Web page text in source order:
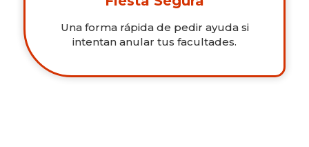
Una forma rápida de pedir ayuda si
intentan anular tus facultades.